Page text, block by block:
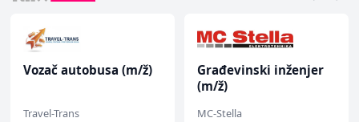
Vozač autobusa (m/ž)
Travel-Trans
Građevinski inženjer
(m/ž)
MC-Stella